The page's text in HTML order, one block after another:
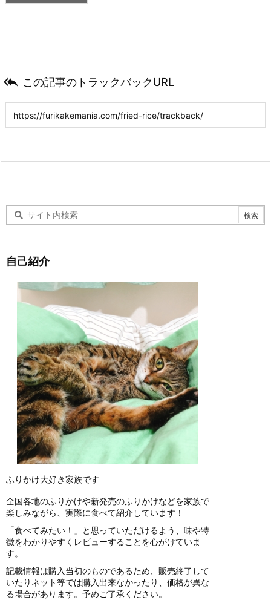
 この記事のトラックバックURL
自己紹介
ふりかけ大好き家族です
全国各地のふりかけや新発売のふりかけなどを家族で
楽しみながら、実際に食べて紹介しています！
「食べてみたい！」と思っていただけるよう、味や特
徴をわかりやすくレビューすることを心がけていま
す。
記載情報は購入当初のものであるため、販売終了して
いたりネット等では購入出来なかったり、価格が異な
る場合があります。予めご了承ください。